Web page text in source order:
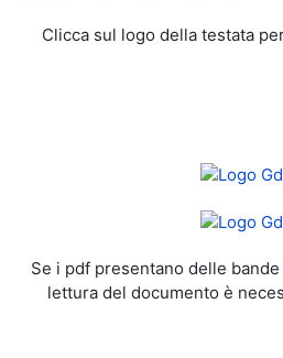
Clicca sul logo della testata
Se i pdf presentano delle
lettura del documento è